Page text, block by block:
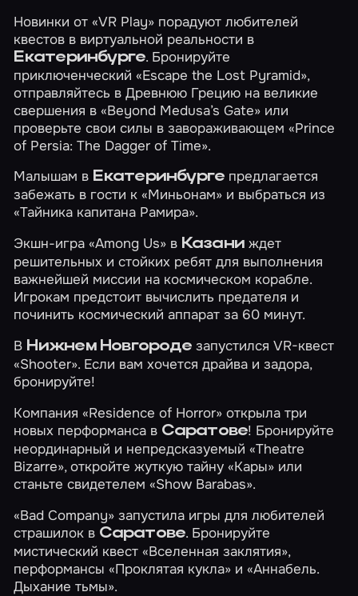
Новинки от «VR Play» порадуют любителей
квестов в виртуальной реальности в
Екатеринбурге. Бронируйте
приключенческий«Escape the Lost Pyramid»,
отправляйтесь в Древнюю Грецию на великие
свершения в«Beyond Medusa’s Gate» или
проверьте свои силы в завораживающем«Prince
of Persia: The Dagger of Time».
Малышам в Екатеринбурге предлагается
забежать в гости к«Миньонам» и выбраться из
«Тайника капитана Рамира».
Экшн-игра«Among Us» в Казаниждет
решительных и стойких ребят для выполнения
важнейшей миссии на космическом корабле.
Игрокам предстоит вычислить предателя и
починить космический аппарат за 60 минут.
В Нижнем Новгородезапустился VR-квест
«Shooter». Если вам хочется драйва и задора,
бронируйте!
Компания «Residence of Horror» открыла три
новых перформанса в Саратове! Бронируйте
неординарный и непредсказуемый«Theatre
Bizarre», откройте жуткую тайну«Кары» или
станьте свидетелем«Show Barabas».
«Bad Company» запустила игры для любителей
страшилок в Саратове. Бронируйте
мистический квест«Вселенная заклятия»,
перформансы«Проклятая кукла» и«Аннабель.
Дыхание тьмы».